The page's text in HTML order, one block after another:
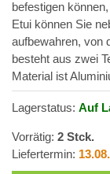
befestigen
Etui können Sie
aufbewahren, von
besteht aus zwei
Material ist
Lagerstatus: Auf
Vorrätig: 2 Stck.
Liefertermin: